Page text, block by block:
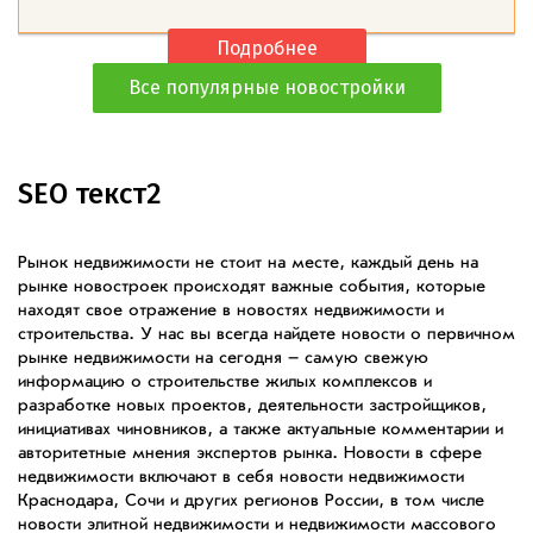
Подробнее
Все популярные новостройки
SEO текст2
Рынок недвижимости не стоит на месте, каждый день на
рынке новостроек происходят важные события, которые
находят свое отражение в новостях недвижимости и
строительства. У нас вы всегда найдете новости о первичном
рынке недвижимости на сегодня – самую свежую
информацию о строительстве жилых комплексов и
разработке новых проектов, деятельности застройщиков,
инициативах чиновников, а также актуальные комментарии и
авторитетные мнения экспертов рынка. Новости в сфере
недвижимости включают в себя новости недвижимости
Краснодара, Сочи и других регионов России, в том числе
новости элитной недвижимости и недвижимости массового